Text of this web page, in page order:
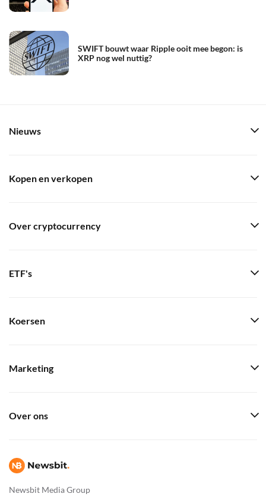
SWIFT bouwt waar Ripple ooit mee begon: is
XRP nog wel nuttig?
Newsbit Media Group
Nieuws
Kopen en verkopen
Over cryptocurrency
ETF's
Koersen
Marketing
Over ons